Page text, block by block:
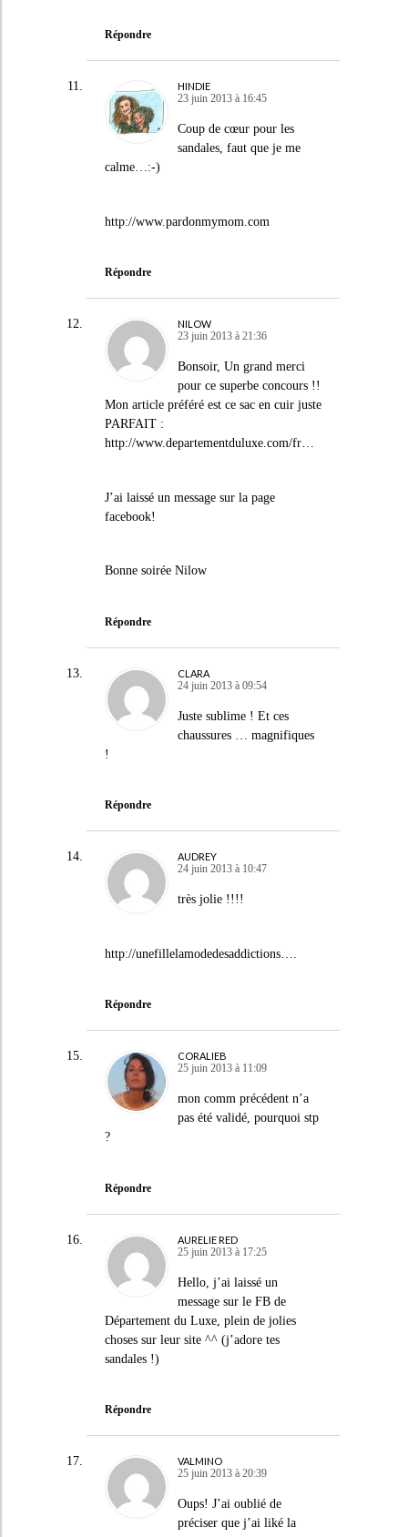
Répondre
HINDIE
23 juin 2013 à 16:45
Coup de cœur pour les
sandales, faut que je me
calme…:-)
http://www.pardonmymom.com
Répondre
NILOW
23 juin 2013 à 21:36
Bonsoir, Un grand merci
pour ce superbe concours !!
Mon article préféré est ce sac en cuir juste
PARFAIT :
http://www.departementduluxe.com/fr…
J’ai laissé un message sur la page
facebook!
Bonne soirée Nilow
Répondre
CLARA
24 juin 2013 à 09:54
Juste sublime ! Et ces
chaussures … magnifiques
!
Répondre
AUDREY
24 juin 2013 à 10:47
très jolie !!!!
http://unefillelamodedesaddictions….
Répondre
CORALIEB
25 juin 2013 à 11:09
mon comm précédent n’a
pas été validé, pourquoi stp
?
Répondre
AURELIE RED
25 juin 2013 à 17:25
Hello, j’ai laissé un
message sur le FB de
Département du Luxe, plein de jolies
choses sur leur site ^^ (j’adore tes
sandales !)
Répondre
VALMINO
25 juin 2013 à 20:39
Oups! J’ai oublié de
préciser que j’ai liké la